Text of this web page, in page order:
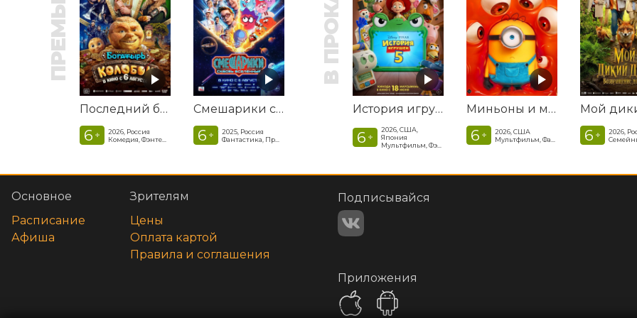
Последний богатырь. Колобок
6 +
2026, Россия
Смешарики сквозь вселенные
6 +
2025, Россия
История игрушек 5
6 +
2026, США,
Япония
Мультфильм, Фэнтези, Драма, Комедия, Приключения, Семейный
Миньоны и монстры
6 +
2026, США
6 +
2026,
Основное
Расписание
Афиша
Зрителям
Цены
Оплата картой
Правила и соглашения
Подписывайся
Приложения